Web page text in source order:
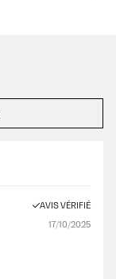
AVIS VÉRIFIÉ
17/10/2025